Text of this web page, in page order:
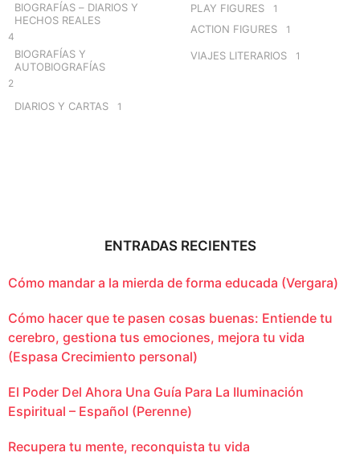
BIOGRAFÍAS – DIARIOS Y
HECHOS REALES
4
BIOGRAFÍAS Y
AUTOBIOGRAFÍAS
2
DIARIOS Y CARTAS 1
PLAY FIGURES 1
ACTION FIGURES 1
VIAJES LITERARIOS 1
ENTRADAS RECIENTES
Cómo mandar a la mierda de forma educada (Vergara)
Cómo hacer que te pasen cosas buenas: Entiende tu
cerebro, gestiona tus emociones, mejora tu vida
(Espasa Crecimiento personal)
El Poder Del Ahora Una Guía Para La Iluminación
Espiritual – Español (Perenne)
Recupera tu mente, reconquista tu vida